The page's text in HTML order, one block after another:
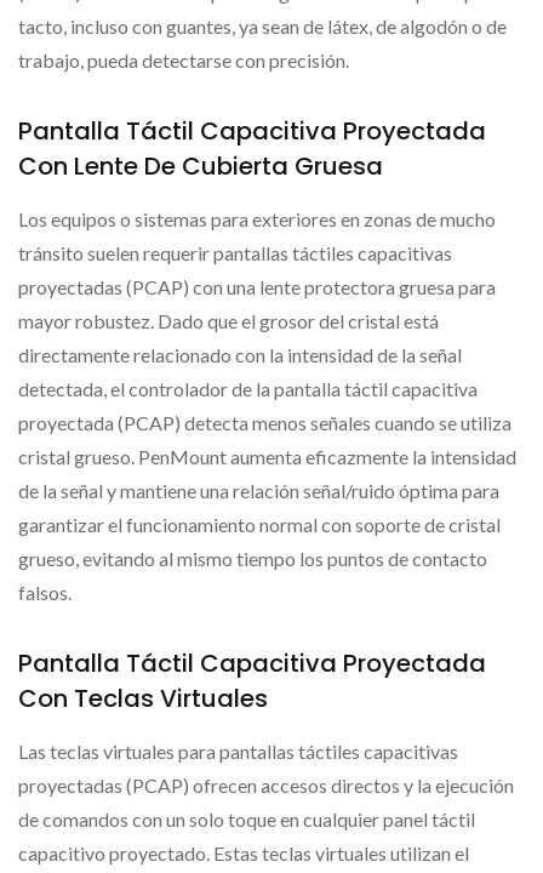
tacto, incluso con guantes, ya sean de látex, de algodón o de
trabajo, pueda detectarse con precisión.
Pantalla Táctil Capacitiva Proyectada
Con Lente De Cubierta Gruesa
Los equipos o sistemas para exteriores en zonas de mucho
tránsito suelen requerir pantallas táctiles capacitivas
proyectadas (PCAP) con una lente protectora gruesa para
mayor robustez. Dado que el grosor del cristal está
directamente relacionado con la intensidad de la señal
detectada, el controlador de la pantalla táctil capacitiva
proyectada (PCAP) detecta menos señales cuando se utiliza
cristal grueso. PenMount aumenta eficazmente la intensidad
de la señal y mantiene una relación señal/ruido óptima para
garantizar el funcionamiento normal con soporte de cristal
grueso, evitando al mismo tiempo los puntos de contacto
falsos.
Pantalla Táctil Capacitiva Proyectada
Con Teclas Virtuales
Las teclas virtuales para pantallas táctiles capacitivas
proyectadas (PCAP) ofrecen accesos directos y la ejecución
de comandos con un solo toque en cualquier panel táctil
capacitivo proyectado. Estas teclas virtuales utilizan el